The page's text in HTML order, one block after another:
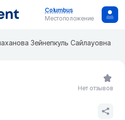
Columbus
Местоположение
Зейнепкуль Сайлауовна
Нет отзывов